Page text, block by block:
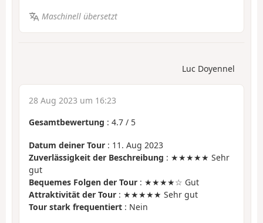
Maschinell übersetzt
Luc Doyennel
28 Aug 2023 um 16:23
Gesamtbewertung : 4.7 / 5
Datum deiner Tour : 11. Aug 2023
Zuverlässigkeit der Beschreibung : ★★★★★ Sehr
gut
Bequemes Folgen der Tour : ★★★★☆ Gut
Attraktivität der Tour : ★★★★★ Sehr gut
Tour stark frequentiert : Nein